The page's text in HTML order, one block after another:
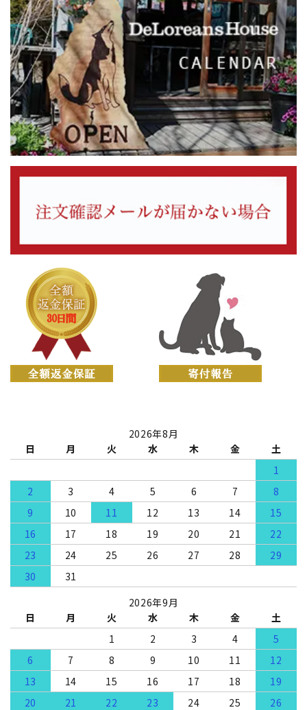
2026年8月
日
月 火 水 木 金
土
1
2
3 4 5 6 7
8
9
10 11 12 13 14
15
16
17 18 19 20 21
22
23
24 25 26 27 28
29
30
31
2026年9月
日
月 火 水 木 金
土
1
2 3 4
5
6
7 8 9 10 11
12
13
14 15 16 17 18
19
20
21 22 23 24 25
26